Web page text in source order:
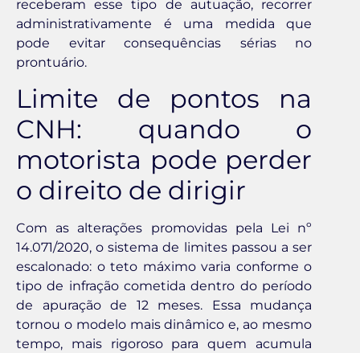
receberam esse tipo de autuação, recorrer
administrativamente é uma medida que
pode evitar consequências sérias no
prontuário.
Limite de pontos na
CNH: quando o
motorista pode perder
o direito de dirigir
Com as alterações promovidas pela Lei nº
14.071/2020, o sistema de limites passou a ser
escalonado: o teto máximo varia conforme o
tipo de infração cometida dentro do período
de apuração de 12 meses. Essa mudança
tornou o modelo mais dinâmico e, ao mesmo
tempo, mais rigoroso para quem acumula